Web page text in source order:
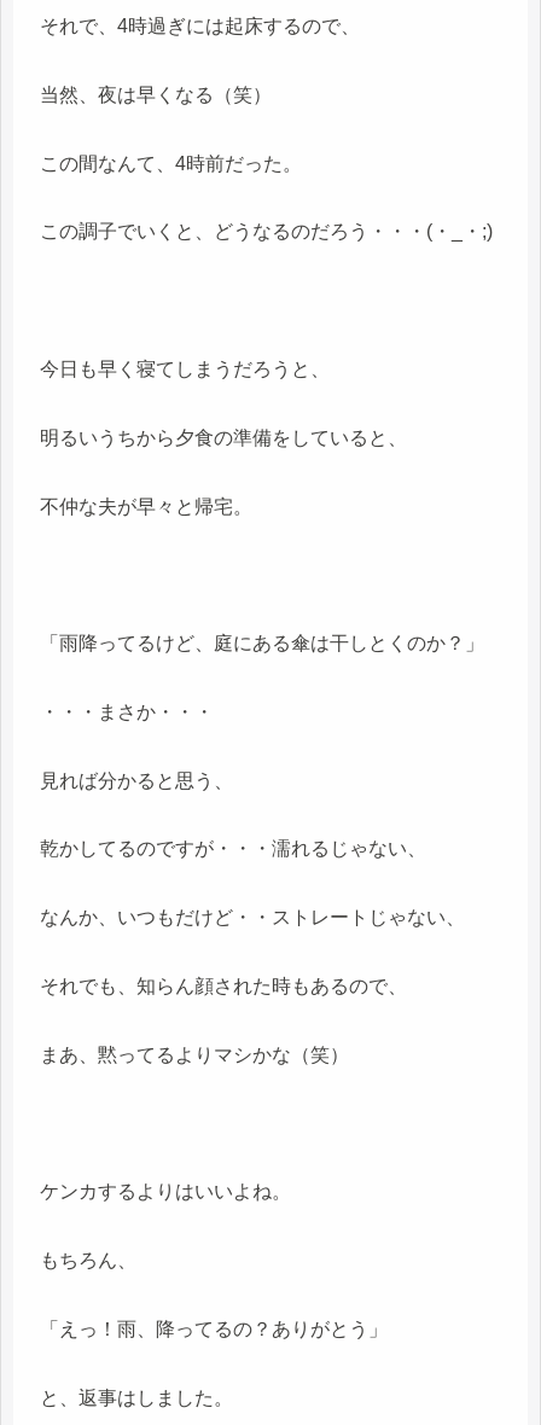
それで、4時過ぎには起床するので、
当然、夜は早くなる（笑）
この間なんて、4時前だった。
この調子でいくと、どうなるのだろう・・・(・_・;)
今日も早く寝てしまうだろうと、
明るいうちから夕食の準備をしていると、
不仲な夫が早々と帰宅。
「雨降ってるけど、庭にある傘は干しとくのか？」
・・・まさか・・・
見れば分かると思う、
乾かしてるのですが・・・濡れるじゃない、
なんか、いつもだけど・・ストレートじゃない、
それでも、知らん顔された時もあるので、
まあ、黙ってるよりマシかな（笑）
ケンカするよりはいいよね。
もちろん、
「えっ！雨、降ってるの？ありがとう」
と、返事はしました。